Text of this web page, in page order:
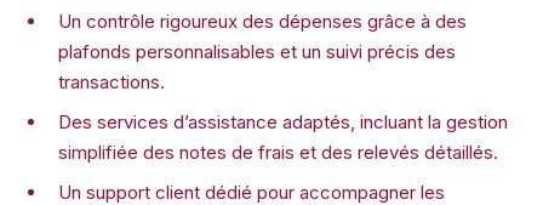
Un contrôle rigoureux des dépenses grâce à des
plafonds personnalisables et un suivi précis des
transactions.
Des services d’assistance adaptés, incluant la gestion
simplifiée des notes de frais et des relevés détaillés.
Un support client dédié pour accompagner les